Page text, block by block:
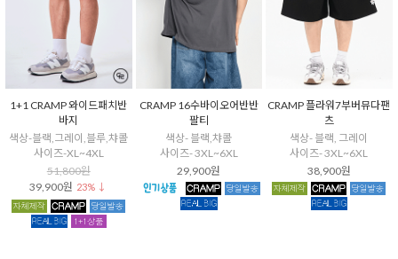
1+1 CRAMP 와이드패치반
바지
색상-블랙,그레이,블루,챠콜
사이즈-XL~4XL
51,800원
39,900원 23% ↓
CRAMP 16수바이오어반반
팔티
색상- 블랙,챠콜
사이즈- 3XL~6XL
29,900원
CRAMP 플라워7부버뮤다팬
츠
색상- 블랙, 그레이
사이즈- 3XL~6XL
38,900원